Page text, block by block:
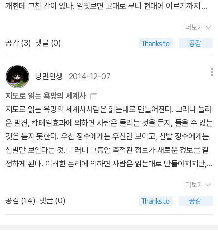
부가 멸망한다. 이후 1336년 무가의 군사력에 눌린 고다이고 천황이
마치 막부 성립(1338)아시카가 다카우지가 북조 쇼군에 올라 무로마
남조와의 항쟁을 거쳐 다카우지의 손자 요시마쓰 대에 통일정권을 수
립한다. (1392년)* 슈고 : 전국의 무사들을 통합하기 위해 무로마치
막부가 파견한 아시카가 일족들로서, 지토와 고케닌을 부하로 편입하
면서 세력을 키웠다. 점차 지방 유력자라는 뜻의 '다이묘'가 붙어 '슈
고 다이묘'로 불리웠다.▷ 오닌의 난(1467-1477)무로마치 막부가
부패와 재정 낭비로 흔들리는 가운데, 1464년 쇼군 후계자 계승 싸
움을 계기로 벌어진 전투. 극심한 전란이 이어지다가 동군의 가쓰모
토, 서군의 모치토요가 연이어 사망하면서 1477년 유야무야한 상태
로 종전되었다. 오닌의 난을 계기로 무로마치 막부는 통일 정권으로
서의 권위를 상실하였고, 슈고 다이묘도 신흥 세력인 전국 다이묘에
개한데 그친 감이 있다. 얼핏보면 고대로 부터 현대에 이르기까지 일
마토왜가 형성된 7세기 말과 8세기 초 사이는 야마토왜 이외에도 주
변에 여러 소국들이 생성된 것으로 알고있다. 좀 더 깊이 들어가면, 일
본서기는 720년에 만들어졌다. 오래된 고사기조차도 712년에 만들
어졌다. 그렇다면 이전까지는 국가라 부르기 민망한 원시상태가 아
닌가 사료된다. 국가라 함은 율령이나 국사가 기본이니 말이다.또한
일본왕(천황)의 가계도가 얼핏 하나로 인식된다. 만세일계의 혈통이
라는 단어가 떠오른다. 태평양전쟁에 이르는 군국주의 모토가 바로
이것이 아닌다. 중국 역사서(삼국지위지왜전, 구당서, 당서) 우리사서
(삼국사기, 삼국유사 등) 또는 일본서기에 따르면, 일본왕(천황)은 백
제계 또는 신라계라 분명히 쓰고 있다고 알고있다. 우리 사학계 특히
대학교수들에 대해 상당부분 실망이 크다. 교육자이며 역사를 전공한
다는 전문가들이 어느 일방의 주장을 마치 사실처럼 기술한데 실망이
크다는 말이다. 중국 역사서(삼국지위지왜전, 구당서, 당서) 우리사서
더보기
공감 (3) 댓글 (0)
낭만인생 2014-12-07
지도로 읽는 욕망의 세계사
지도로 읽는 욕망의 세계사사람은 읽는대로 만들어진다. 그러나 놀라
운 발견, 칵테일효과에 의하면 사람은 들리는 것을 듣지, 들을 수 없는
것은 듣지 못한다. 우산 장수에게는 우산만 보이고, 신발 장수에게는
신발만 보인다는 것. 그러니 그동안 축적된 정보가 새로운 정보를 결
정하게 된다. 이러한 논리에 의하면 사람은 읽는대로 만들어지지만,
를 여는 열쇠가 된다. 음식도 편식이 있듯, 독서도 편독이 있다. 자신
이 원하는 것만 읽고, 읽고 싶은 것만 읽는 것이다. 일종의 독서의 관
성이랄까. 그러나 이 모든 것을 꺽는 하나의 힘이 존재한다. 그것은
더보기
공감 (14) 댓글 (0)